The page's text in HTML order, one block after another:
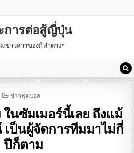
การต่อสู้ญี่ปุ่น
มข่าวสารของกีฬาต่างๆ
POSTED
ข่าวฟุตบอล
นซัมเมอร์นี้เลย ถึงแม้
ป็นผู้จัดการทีมมาไม่กี่
ปีก็ตาม